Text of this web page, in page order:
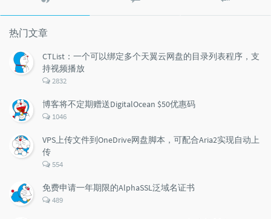
文
评
文
热门文章
CTList：一个可以绑定多个天翼云网盘的目录列表程序，支
持视频播放
评
数：
2832
博客将不定期赠送DigitalOcean $50优惠码
评
数：
1046
VPS上传文件到OneDrive网盘脚本，可配合Aria2实现自动上
传
评
数：
554
免费申请一年期限的AlphaSSL泛域名证书
评
489